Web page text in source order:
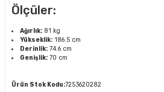
Ölçüler:
Ağırlık: 81 kg
Yükseklik: 186.5 cm
Derinlik: 74.6 cm
Genişlik: 70 cm
Ürün Stok Kodu:7253620282